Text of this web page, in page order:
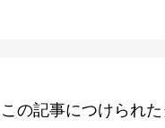
この記事につけられ